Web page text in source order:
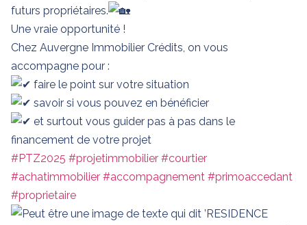
futurs propriétaires.
Une vraie opportunité !
Chez Auvergne Immobilier Crédits, on vous
accompagne pour :
faire le point sur votre situation
savoir si vous pouvez en bénéficier
et surtout vous guider pas à pas dans le
financement de votre projet
#PTZ2025 #projetimmobilier #courtier
#achatimmobilier #accompagnement #primoaccedant
#proprietaire